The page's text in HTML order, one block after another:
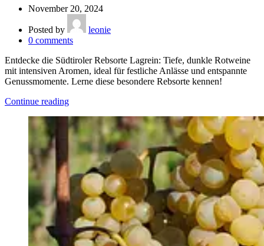
November 20, 2024
Posted by
leonie
0 comments
Entdecke die Südtiroler Rebsorte Lagrein: Tiefe, dunkle Rotweine
mit intensiven Aromen, ideal für festliche Anlässe und entspannte
Genussmomente. Lerne diese besondere Rebsorte kennen!
Continue reading